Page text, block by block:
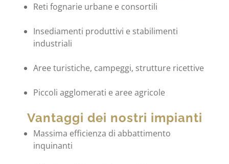
Reti fognarie urbane e consortili
Insediamenti produttivi e stabilimenti
industriali
Aree turistiche, campeggi, strutture ricettive
Piccoli agglomerati e aree agricole
Vantaggi dei nostri impianti
Massima efficienza di abbattimento
inquinanti